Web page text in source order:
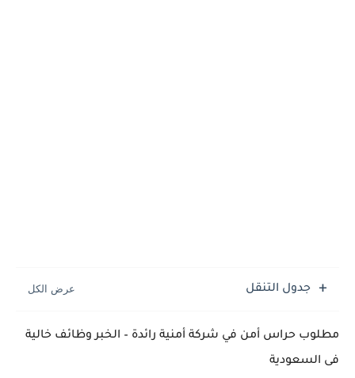
جدول التنقل
مطلوب حراس أمن في شركة أمنية رائدة – الخبر وظائف خالية
فى السعودية